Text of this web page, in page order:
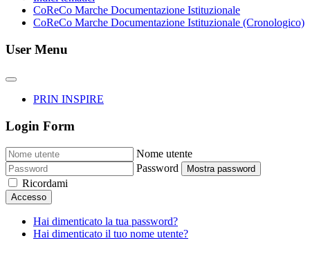
CoReCo Marche Documentazione Istituzionale
CoReCo Marche Documentazione Istituzionale (Cronologico)
User Menu
PRIN INSPIRE
Login Form
Nome utente
Password
Mostra password
Ricordami
Accesso
Hai dimenticato la tua password?
Hai dimenticato il tuo nome utente?